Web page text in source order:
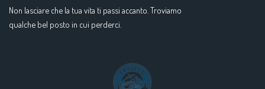
Non lasciare che la tua vita ti passi accanto. Troviamo
qualche bel posto in cui perderci.